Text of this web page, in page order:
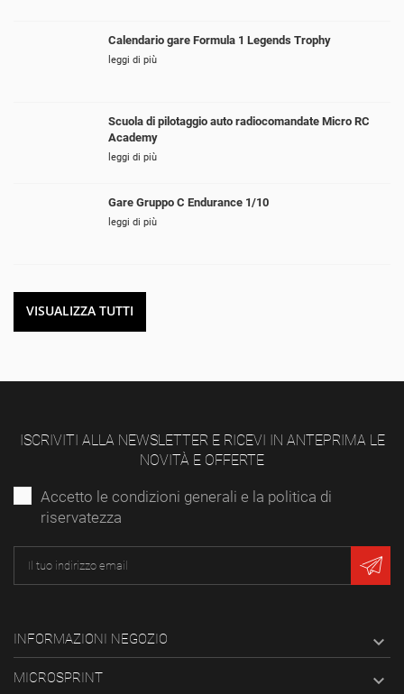
Calendario gare Formula 1 Legends Trophy
leggi di più
Scuola di pilotaggio auto radiocomandate Micro RC
Academy
leggi di più
Gare Gruppo C Endurance 1/10
leggi di più
VISUALIZZA TUTTI
ISCRIVITI ALLA NEWSLETTER E RICEVI IN ANTEPRIMA LE
NOVITÀ E OFFERTE
Accetto le condizioni generali e la politica di
riservatezza
INFORMAZIONI NEGOZIO 
MICROSPRINT 